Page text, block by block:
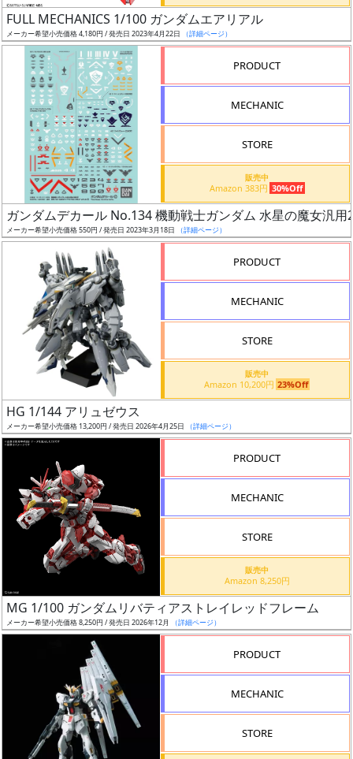
日
発
売
Web
プッ
シュ
通知
ギ
ャ
ラ
定
予
定
FULL MECHANICS 1/100 ガンダムエアリアル
メーカー希望小売価格 4,180円 / 発売日 2023年4月22日 （詳細ページ）
PRODUCT
MECHANIC
STORE
販売中
Amazon 383円 30%Off
ガンダムデカール No.134 機動戦士ガンダム 水星の魔女汎用
メーカー希望小売価格 550円 / 発売日 2023年3月18日 （詳細ページ）
PRODUCT
MECHANIC
STORE
販売中
Amazon 10,200円 23%Off
HG 1/144 アリュゼウス
メーカー希望小売価格 13,200円 / 発売日 2026年4月25日 （詳細ページ）
PRODUCT
MECHANIC
STORE
販売中
Amazon 8,250円
MG 1/100 ガンダムリバティアストレイレッドフレーム
メーカー希望小売価格 8,250円 / 発売日 2026年12月 （詳細ページ）
PRODUCT
MECHANIC
STORE